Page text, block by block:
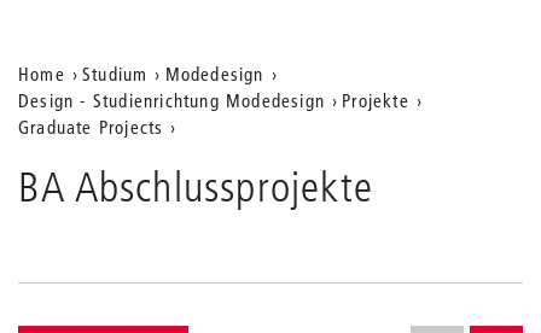
Aktuelle
Position
der
Home Studium
Modedesign
Design - Studienrichtung Modedesign
Projekte
Graduate Projects
BA Abschlussprojekte